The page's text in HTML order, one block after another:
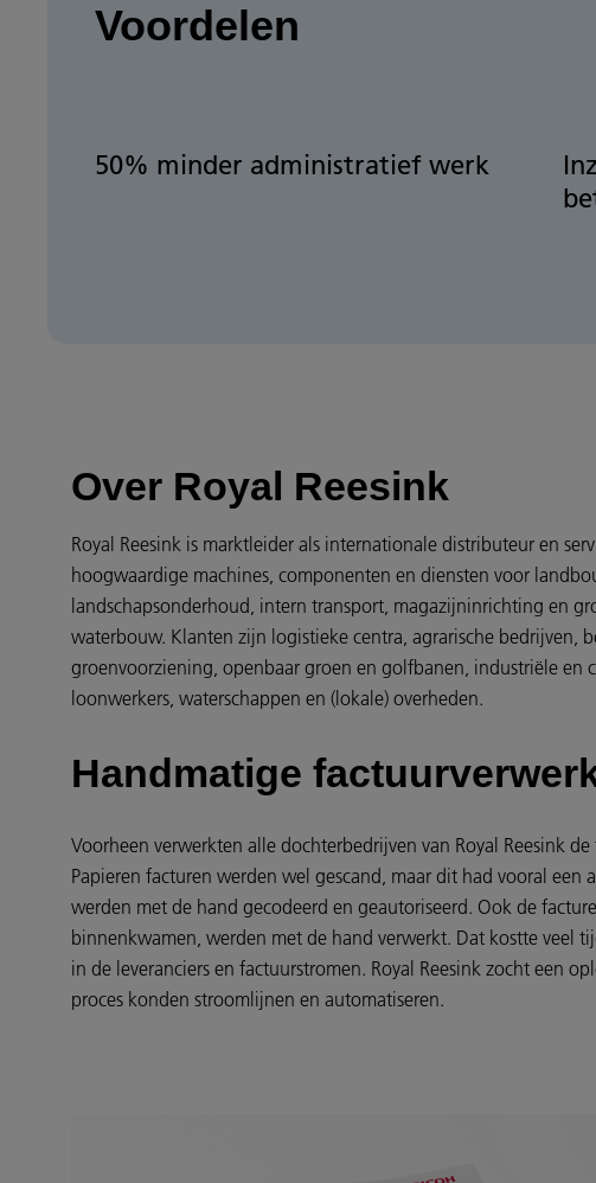
Voordelen
50% minder administratief werk
Over Royal Reesink
Royal Reesink is marktleider als internationale distributeur en
hoogwaardige machines, componenten en diensten voor
landschapsonderhoud, intern transport, magazijninrichting en
waterbouw. Klanten zijn logistieke centra, agrarische bedrijven,
groenvoorziening, openbaar groen en golfbanen, industriële en
loonwerkers, waterschappen en (lokale) overheden.
Handmatige
Voorheen verwerkten alle dochterbedrijven van Royal Reesink
Papieren facturen werden wel gescand, maar dit had vooral een
werden met de hand gecodeerd en geautoriseerd. Ook de
binnenkwamen, werden met de hand verwerkt. Dat kostte veel
in de leveranciers en factuurstromen. Royal Reesink zocht een
proces konden stroomlijnen en automatiseren.